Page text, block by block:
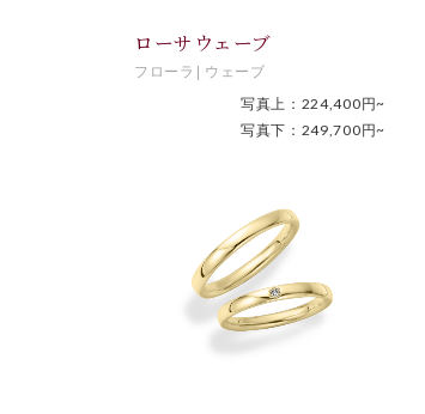
ローサウェーブ
フローラ ウェーブ
写真上：224,400円~
写真下：249,700円~